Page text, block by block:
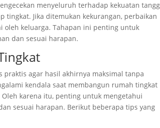
menyeluruh terhadap kekuatan
Jika ditemukan kekurangan, perbaikan
keluarga. Tahapan ini penting untuk
dan sesuai harapan.
agar hasil akhirnya maksimal tanpa
kendala saat membangun rumah tingkat
karena itu, penting untuk mengetahui
sesuai harapan. Berikut beberapa tips yang